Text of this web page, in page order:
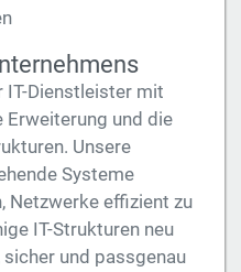
IT-Dienstleister mit
Erweiterung und die
Unsere
Systeme
Netzwerke effizient zu
IT-Strukturen neu
und passgenau